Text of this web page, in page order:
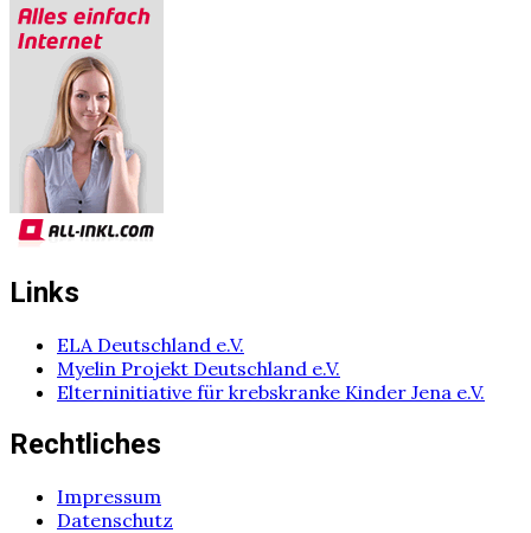
Links
ELA Deutschland e.V.
Myelin Projekt Deutschland e.V.
Elterninitiative für krebskranke Kinder Jena e.V.
Rechtliches
Impressum
Datenschutz